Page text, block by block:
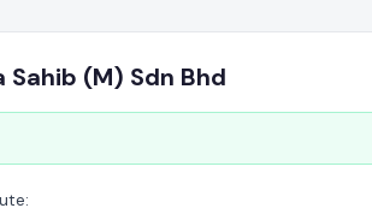
(M) Sdn Bhd